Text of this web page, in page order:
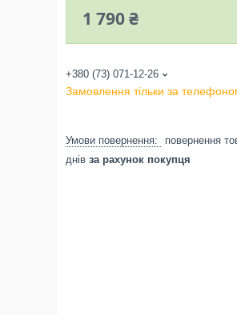
1 790 ₴
+380 (73) 071-12-26
Замовлення тільки за
повернення
днів за рахунок покупця